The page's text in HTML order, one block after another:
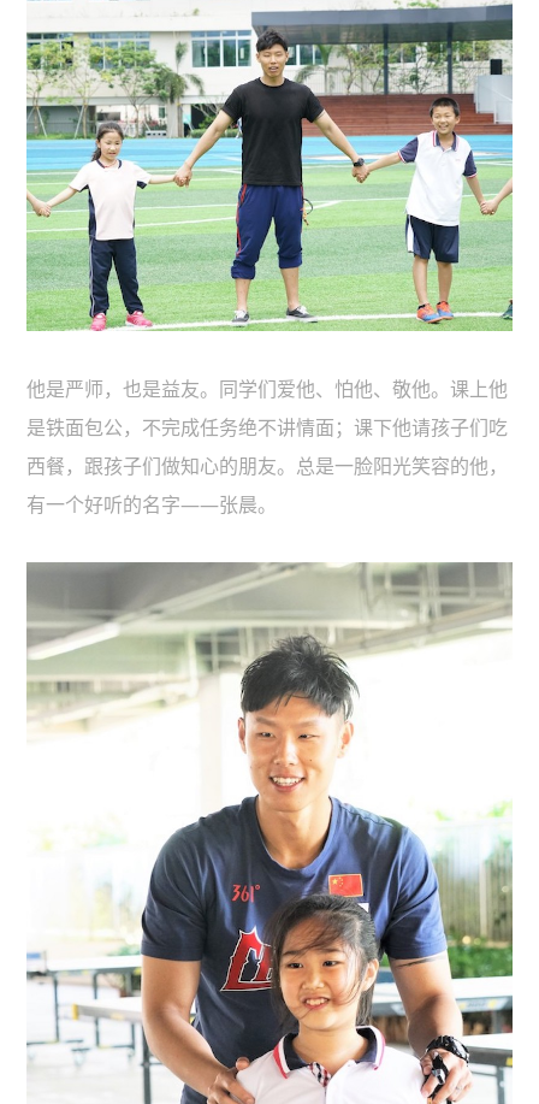
他是严师，也是益友。同学们爱他、怕他、敬他。课上他
是铁面包公，不完成任务绝不讲情面；课下他请孩子们吃
西餐，跟孩子们做知心的朋友。总是一脸阳光笑容的他，
有一个好听的名字——张晨。